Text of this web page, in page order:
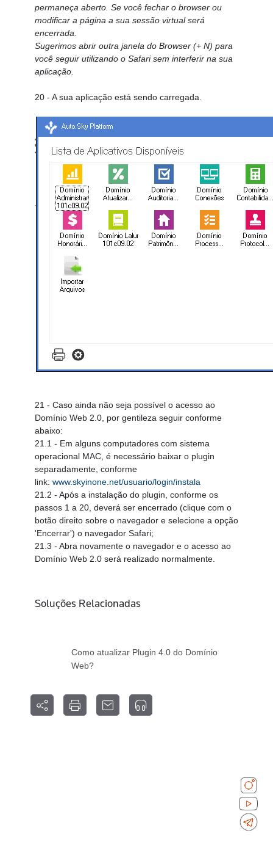
permaneça aberto. Se você fechar o browser ou
modificar a página a sua sessão virtual será
encerrada.
Sugerimos abrir outra janela do Browser (+ N) para
você seguir utilizando o Safari sem interferir na sua
aplicação.
20 - A sua aplicação está sendo carregada.
21 - Caso ainda não seja possível o acesso ao
Domínio Web 2.0, por gentileza seguir conforme
abaixo:
21.1 - Em alguns computadores com sistema
operacional MAC, é necessário baixar o plugin
separadamente, conforme
link: www.skyinone.net/usuario/login/instala
21.2 - Após a instalação do plugin, conforme os
passos 1 a 20, deverá ser encerrado (clique com o
botão direito sobre o navegador e selecione a opção
'Encerrar') o navegador Safari;
21.3 - Abra novamente o navegador e o acesso ao
Domínio Web 2.0 será realizado normalmente.
Soluções Relacionadas
Como atualizar Plugin 4.0 do Domínio
Web?